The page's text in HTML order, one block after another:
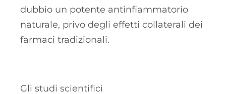
dubbio un potente antinfiammatorio
naturale, privo degli effetti collaterali dei
farmaci tradizionali.
Gli studi scientifici